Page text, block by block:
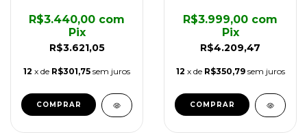
R$3.621,05
R$3.440,00 com
Pix
12 x de R$301,75 sem juros
COMPRAR
R$4.209,47
R$3.999,00 com
Pix
12 x de R$350,79 sem juros
COMPRAR